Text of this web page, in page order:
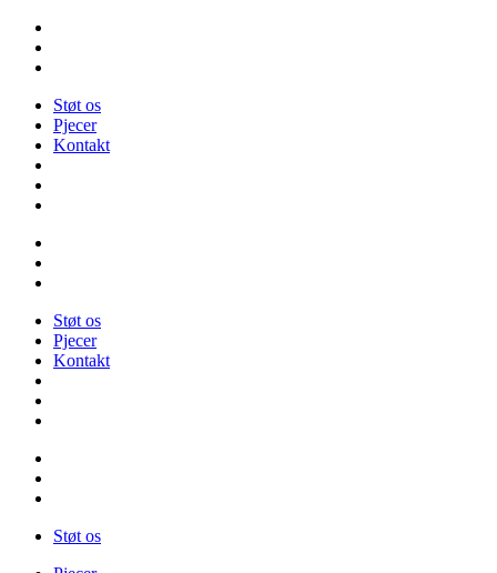
Videre
indhold
Støt os
Pjecer
Kontakt
Støt os
Pjecer
Kontakt
Støt os